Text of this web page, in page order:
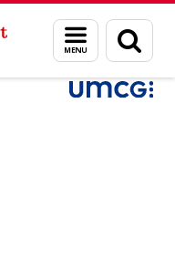
Menu
en
zoeken
Hogervorst